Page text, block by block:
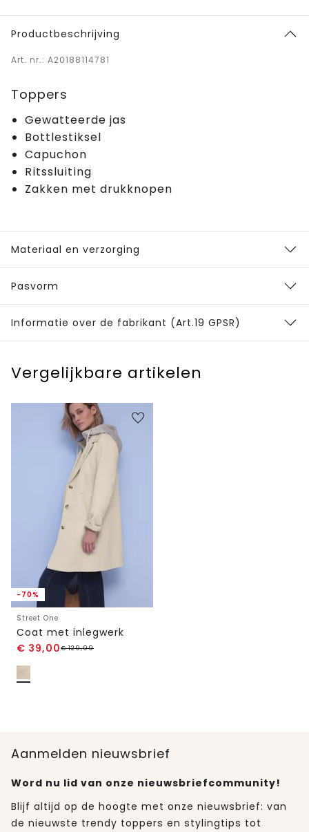
Productbeschrijving
Art. nr.: A20188114781
Toppers
Gewatteerde jas
Bottlestiksel
Capuchon
Ritssluiting
Zakken met drukknopen
Materiaal en verzorging
Pasvorm
Informatie over de fabrikant (Art.19 GPSR)
Vergelijkbare artikelen
-70%
Street One
Coat met inlegwerk
€ 39,00€129,99
Aanmelden nieuwsbrief
Word nu lid van onze nieuwsbriefcommunity!
Blijf altijd op de hoogte met onze nieuwsbrief: van
de nieuwste trendy toppers en stylingtips tot